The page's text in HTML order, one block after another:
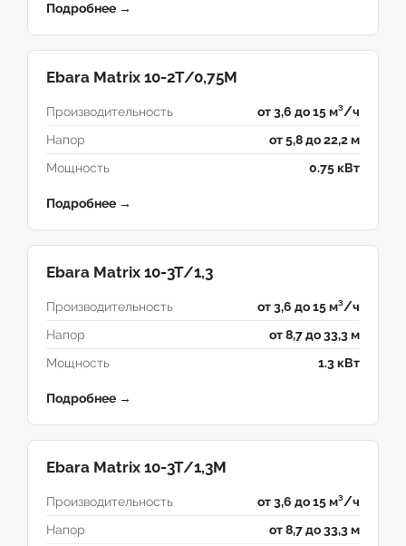
Подробнее →
Ebara Matrix 10-2T/0,75M
Производительность
от 3,6 до 15 м³/ч
Напор
от 5,8 до 22,2 м
Мощность
0.75 кВт
Подробнее →
Ebara Matrix 10-3T/1,3
Производительность
от 3,6 до 15 м³/ч
Напор
от 8,7 до 33,3 м
Мощность
1.3 кВт
Подробнее →
Ebara Matrix 10-3T/1,3M
Производительность
от 3,6 до 15 м³/ч
Напор
от 8,7 до 33,3 м